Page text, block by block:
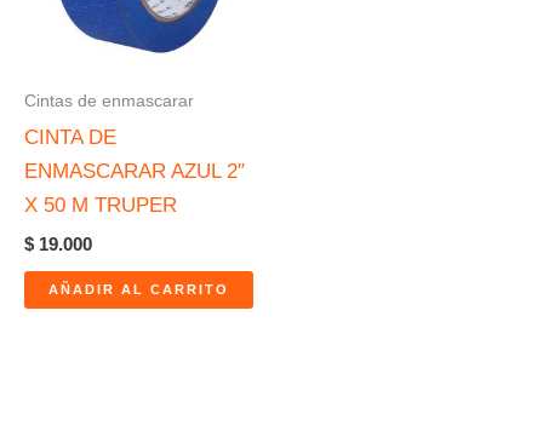
Cintas de enmascarar
CINTA DE
ENMASCARAR AZUL 2″
X 50 M TRUPER
$ 19.000
AÑADIR AL CARRITO